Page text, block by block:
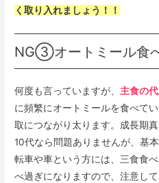
く取り入れましょう！！
NG③オートミール食
何度も言っていますが、主食の
に頻繁にオートミールを食べて
取につながり太ります。成長期
10代なら問題ありませんが、基
転車や車という方には、三食食
べ過ぎになりますので、注意して